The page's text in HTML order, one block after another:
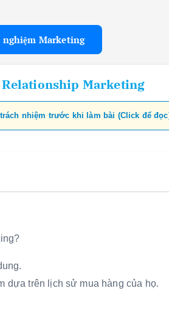
nghiệm Marketing
Marketing
nhiệm trước khi làm bài (Click để
dựa trên lịch sử mua hàng của họ.